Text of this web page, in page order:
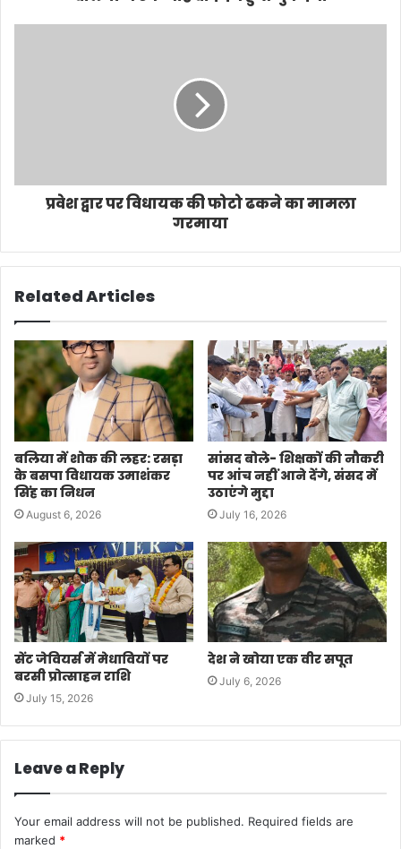
प्रवेश द्वार पर विधायक की फोटो ढकने का मामला
गरमाया
Related Articles
बलिया में शोक की लहर: रसड़ा
के बसपा विधायक उमाशंकर
सिंह का निधन
August 6, 2026
सांसद बोले- शिक्षकों की नौकरी
पर आंच नहीं आने देंगे, संसद में
उठाएंगे मुद्दा
July 16, 2026
सेंट जेवियर्स में मेधावियों पर
बरसी प्रोत्साहन राशि
July 15, 2026
देश ने खोया एक वीर सपूत
July 6, 2026
Leave a Reply
Your email address will not be published. Required fields are
marked *